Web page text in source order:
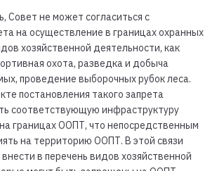
Совет не может согласиться с
на осуществление в границах охранных
хозяйственной деятельности, как
охота, разведка и добыча
проведение выборочных рубок леса.
постановления такого запрета
соответствующую инфраструктуру
границах ООПТ, что непосредственным
на территорию ООПТ. В этой связи
в перечень видов хозяйственной